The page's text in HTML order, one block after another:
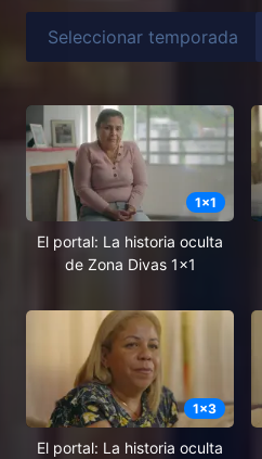
Seleccionar temporada
1x1
El portal: La historia oculta
de Zona Divas 1x1
1x3
El portal: La historia oculta